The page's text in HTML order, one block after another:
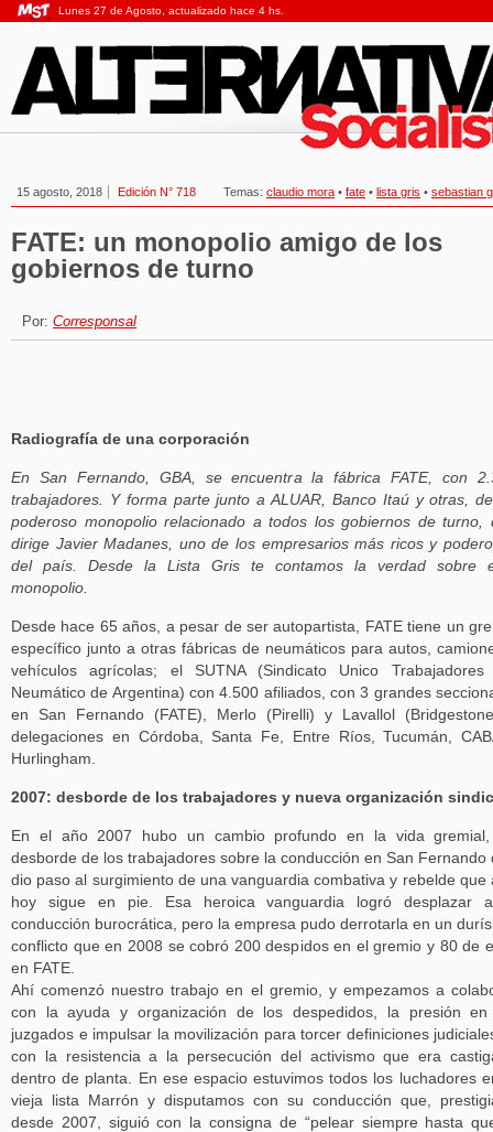
Lunes 27 de Agosto, actualizado hace 4 hs.
15 agosto, 2018 Edición N° 718 Temas: claudio mora • fate • lista gris • sebastian
FATE: un monopolio amigo de los
gobiernos de turno
Por: Corresponsal
Radiografía de una corporación
En San Fernando, GBA, se encuentra la fábrica FATE, con
trabajadores. Y forma parte junto a ALUAR, Banco Itaú y otras,
poderoso monopolio relacionado a todos los gobiernos de turno,
dirige Javier Madanes, uno de los empresarios más ricos y
del país. Desde la Lista Gris te contamos la verdad sobre
monopolio.
Desde hace 65 años, a pesar de ser autopartista, FATE tiene un
específico junto a otras fábricas de neumáticos para autos,
vehículos agrícolas; el SUTNA (Sindicato Unico Trabajadores
Neumático de Argentina) con 4.500 afiliados, con 3 grandes
en San Fernando (FATE), Merlo (Pirelli) y Lavallol
delegaciones en Córdoba, Santa Fe, Entre Ríos, Tucumán,
Hurlingham.
2007: desborde de los trabajadores y nueva organización
En el año 2007 hubo un cambio profundo en la vida
desborde de los trabajadores sobre la conducción en San Fernando
dio paso al surgimiento de una vanguardia combativa y rebelde que
hoy sigue en pie. Esa heroica vanguardia logró desplazar
conducción burocrática, pero la empresa pudo derrotarla en un
conflicto que en 2008 se cobró 200 despidos en el gremio y 80 de
en FATE.
Ahí comenzó nuestro trabajo en el gremio, y empezamos a
con la ayuda y organización de los despedidos, la presión en
juzgados e impulsar la movilización para torcer definiciones
con la resistencia a la persecución del activismo que era
dentro de planta. En ese espacio estuvimos todos los luchadores
vieja lista Marrón y disputamos con su conducción que,
desde 2007, siguió con la consigna de “pelear siempre hasta